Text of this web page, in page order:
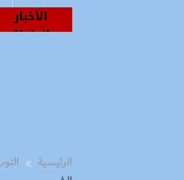
الأخبار
العاجلة
الملاعب إلى قيادة الفراعنة..
وزير التعليم: التعاون الدولي
الرئيسية